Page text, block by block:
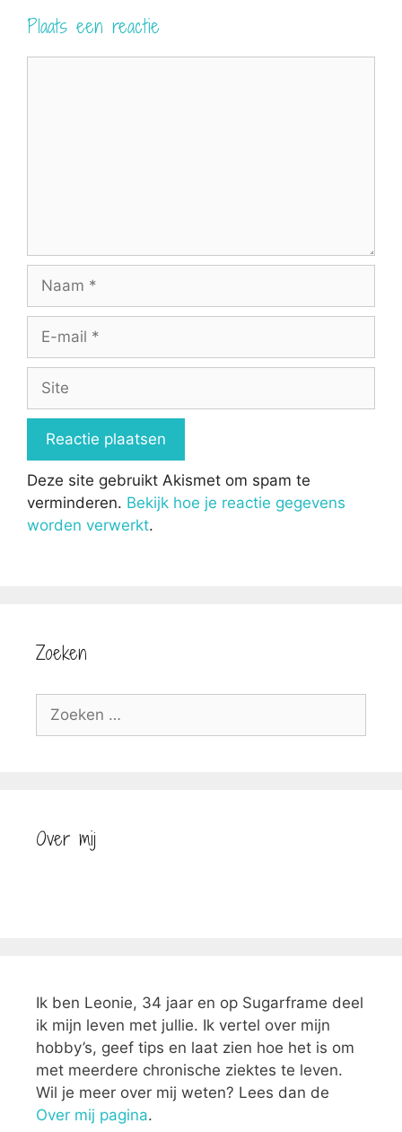
Plaats een reactie
mail
Deze site gebruikt Akismet om spam te
verminderen. Bekijk hoe je reactie gegevens
worden verwerkt.
Zoeken
Zoek
Over mij
Ik ben Leonie, 34 jaar en op Sugarframe deel
ik mijn leven met jullie. Ik vertel over mijn
hobby’s, geef tips en laat zien hoe het is om
met meerdere chronische ziektes te leven.
Wil je meer over mij weten? Lees dan de
Over mij pagina.